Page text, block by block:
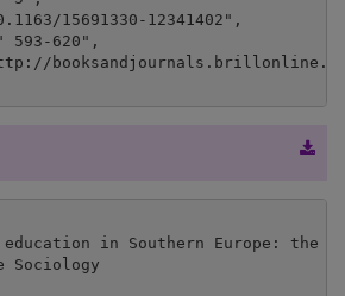
in Southern Europe: the
Sociology